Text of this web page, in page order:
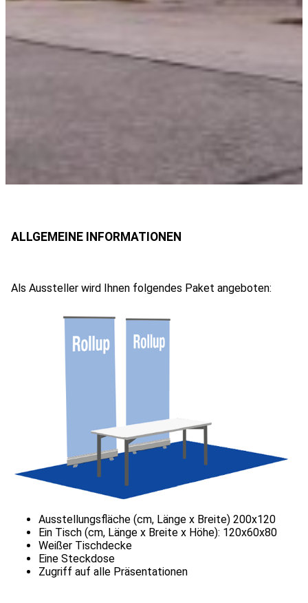
Als Aussteller wird Ihnen folgendes Paket angeboten:
Zugriff auf alle Präsentationen